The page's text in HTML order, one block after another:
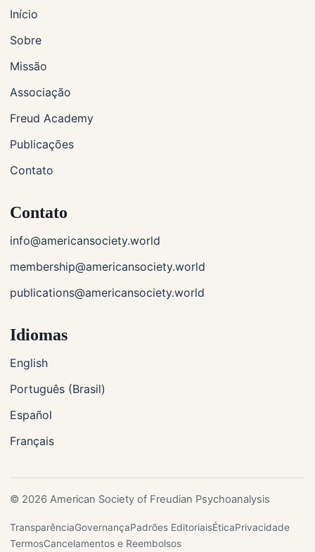
Início
Sobre
Missão
Associação
Freud Academy
Publicações
Contato
Contato
info@americansociety.world
membership@americansociety.world
publications@americansociety.world
Idiomas
English
Português (Brasil)
Español
Français
© 2026 American Society of Freudian Psychoanalysis
TransparênciaGovernançaPadrões EditoriaisÉticaPrivacidade
TermosCancelamentos e Reembolsos